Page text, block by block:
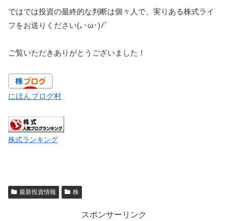
ではでは投資の最終的な判断は個々人で、実りある株式ライ
フをお送りください(｡･ω･)ﾉﾞ
ご覧いただきありがとうございました！
にほんブログ村
株式ランキング
最新投資情報 株
スポンサーリンク